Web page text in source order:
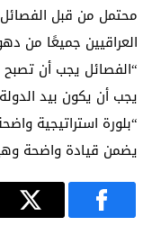
محتمل من قبل
العراقيين جميعًا من
“الفصائل يجب أن تصبح
يجب أن يكون بيد
“بلورة استراتيجية
يضمن قيادة واضحة